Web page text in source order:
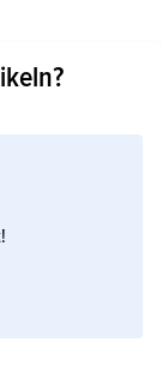
Manley